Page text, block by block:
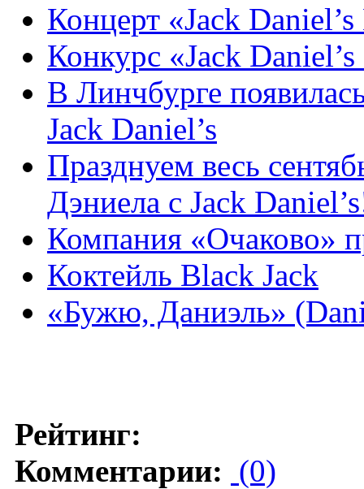
Концерт «Jack
Конкурс «Jack
В Линчбурге
Jack Daniel’s
Празднуем весь
Дэниела с Jack
Компания «Очаково»
Коктейль Black Jack
«Бужю, Даниэль»
Рейтинг:
Комментарии: (0)